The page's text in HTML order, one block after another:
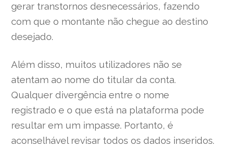
gerar transtornos desnecessários, fazendo
com que o montante não chegue ao destino
desejado.
Além disso, muitos utilizadores não se
atentam ao nome do titular da conta.
Qualquer divergência entre o nome
registrado e o que está na plataforma pode
resultar em um impasse. Portanto, é
aconselhável revisar todos os dados inseridos.